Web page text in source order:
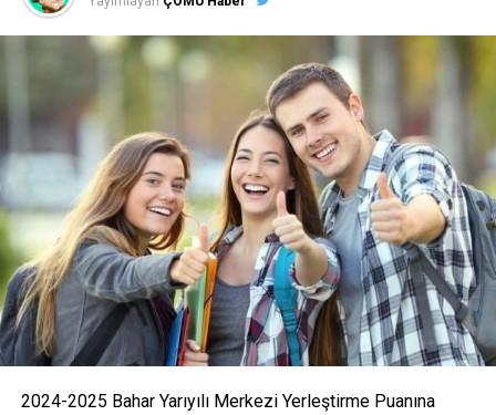
2024-2025 Bahar Yarıyılı Merkezi Yerleştirme Puanına